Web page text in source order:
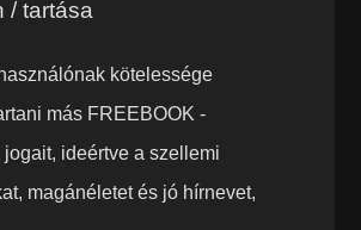
/ tartása
kötelessége
más FREEBOOK -
ideértve a szellemi
magánéletet és jó hírnevet,